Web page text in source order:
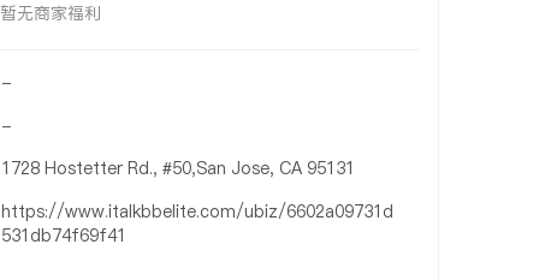
暂无商家福利
-
-
1728 Hostetter Rd., #50,San Jose, CA 95131
https://www.italkbbelite.com/ubiz/6602a09731d
531db74f69f41